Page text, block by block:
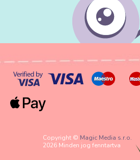
Copyright © Magic Media s.r.o.
2026 Minden jog fenntartva